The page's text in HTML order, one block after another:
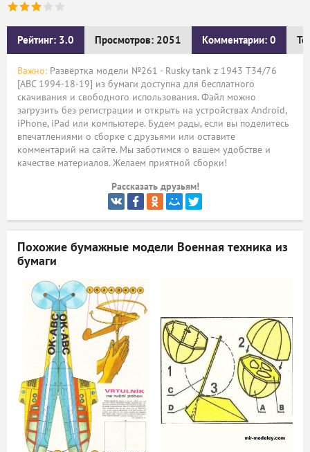
Рейтинг: 3.0 Просмотров: 2051 Комментарии: 0
Важно: Развёртка модели №261 - Rusky tank z 1943 T34/76
[ABC 1994-18-19] из бумаги доступна для бесплатного
скачивания и свободного использования. Файл можно
загрузить без регистрации и открыть на устройствах Android,
iPhone, iPad или компьютере. Будем рады, если вы поделитесь
впечатлениями о сборке с друзьями или оставите
комментарий на сайте. Мы заботимся о вашем удобстве и
качестве материалов. Желаем приятной сборки!
Рассказать друзьям!
Похожие бумажные модели Военная техника из
бумаги